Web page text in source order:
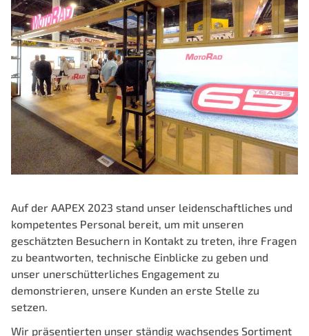
Auf der AAPEX 2023 stand unser leidenschaftliches und
kompetentes Personal bereit, um mit unseren
geschätzten Besuchern in Kontakt zu treten, ihre Fragen
zu beantworten, technische Einblicke zu geben und
unser unerschütterliches Engagement zu
demonstrieren, unsere Kunden an erste Stelle zu
setzen.
Wir präsentierten unser ständig wachsendes Sortiment